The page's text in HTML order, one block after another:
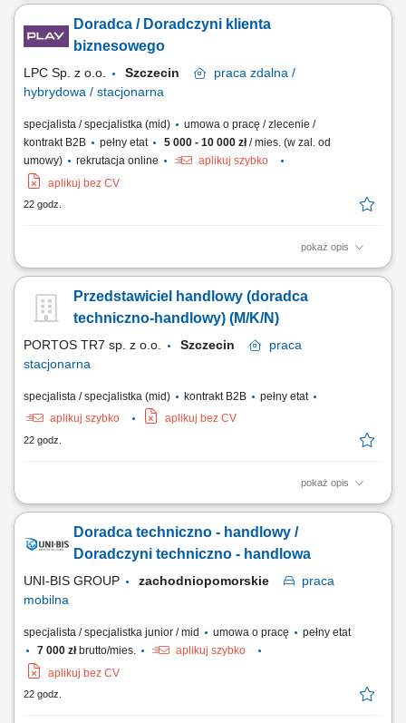
Doradca / Doradczyni klienta
biznesowego
LPC Sp. z o.o. Szczecin praca zdalna /
hybrydowa / stacjonarna
specjalista / specjalistka (mid)
umowa o pracę / zlecenie /
kontrakt B2B
pełny etat 5 000 - 10 000 zł/ mies. (w zal. od
umowy)
rekrutacja online
aplikuj szybko
aplikuj bez CV
22 godz.
pokaż opis
Zakres obowiązków: Sprzedaż łączy światłowodowych —
firm w terenie, sygnały zakupowe (nowa hala, nowy oddział, rekrutacja
informatyka), polecenia od obecnych klientów i od lokalnych firm IT;
Przedstawiciel handlowy (doradca
techniczno-handlowy) (M/K/N)
PORTOS TR7 sp. z o.o. Szczecin
praca
stacjonarna
specjalista / specjalistka (mid) kontrakt B2B
pełny etat
aplikuj szybko
aplikuj bez CV
22 godz.
pokaż opis
Opis stanowiska: Wizyty u Klientów biznesowych; Rozwiązywanie
Reagowanie na reklamacje; Wyjazdy w delegacje; Aktywne
pozyskiwanie klientów; Negocjacje handlowe; Raportowanie o swoich
Doradca techniczno - handlowy /
Doradczyni techniczno - handlowa
UNI-BIS GROUP zachodniopomorskie
praca
mobilna
specjalista / specjalistka junior / mid umowa o pracę
pełny etat
7 000 złbrutto/mies.
aplikuj szybko
aplikuj bez CV
22 godz.